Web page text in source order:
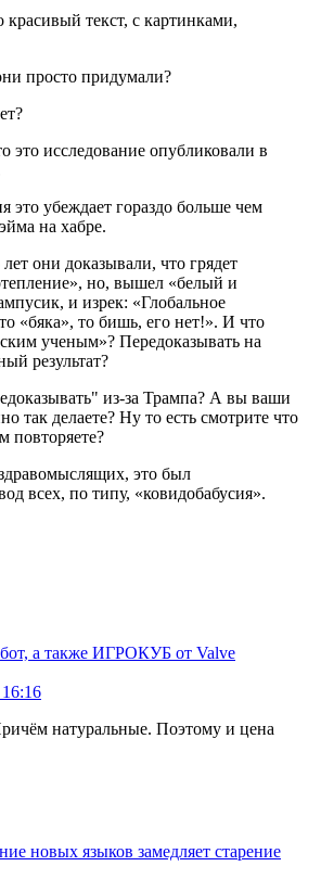
красивый текст, с картинками,
просто придумали?
это исследование опубликовали в
это убеждает гораздо больше чем
на хабре.
они доказывали, что грядет
но, вышел «белый и
и изрек: «Глобальное
«бяка», то бишь, его нет!». И что
ученым»? Передоказывать на
результат?
из-за Трампа? А вы ваши
так делаете? Ну то есть смотрите что
повторяете?
это был
всех, по типу, «ковидобабусия».
а также ИГРОКУБ от Valve
натуральные. Поэтому и цена
новых языков замедляет старение